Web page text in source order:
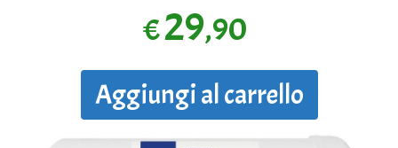
€29,90
Aggiungi al carrello